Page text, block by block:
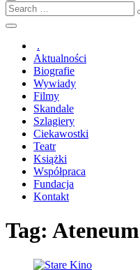
Search
…
.
Aktualności
Biografie
Wywiady
Filmy
Skandale
Szlagiery
Ciekawostki
Teatr
Książki
Współpraca
Fundacja
Kontakt
Tag: Ateneum